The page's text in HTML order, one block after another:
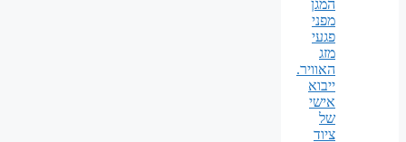
המגן
מפני
פגעי
מזג
האוויר.
ייבוא
אישי
של
ציוד